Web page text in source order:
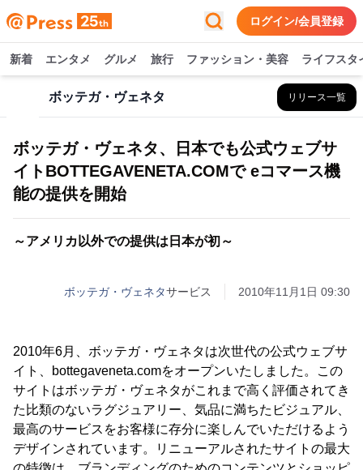
ログイン/会員登録
新着 エンタメ グルメ 旅行 ファッション・美容 ライフスタ
ボッテガ・ヴェネタ リリース一覧
ボッテガ・ヴェネタ、日本でも公式ウェブサ
イトBOTTEGAVENETA.COMで eコマース機
能の提供を開始
～アメリカ以外での提供は日本が初～
ボッテガ・ヴェネタサービス 2010年11月1日 09:30
2010年6月、ボッテガ・ヴェネタは次世代の公式ウェブサ
イト、bottegaveneta.comをオープンいたしました。この
サイトはボッテガ・ヴェネタがこれまで高く評価されてき
た比類のないラグジュアリー、気品に満ちたビジュアル、
最高のサービスをお客様に存分に楽しんでいただけるよう
デザインされています。リニューアルされたサイトの最大